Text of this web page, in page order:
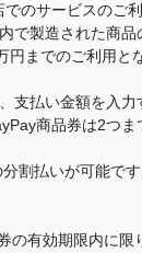
のサービスのご
製造された商
までのご利用と
払い金額を入力
商品券は2つ
割払いが可能で
有効期限内に